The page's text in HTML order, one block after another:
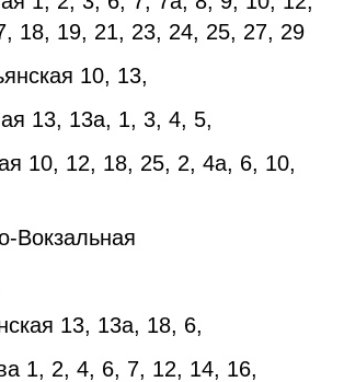
18, 19, 21, 23, 24, 25, 27, 29
10, 13,
13, 13а, 1, 3, 4, 5,
10, 12, 18, 25, 2, 4а, 6, 10,
Вокзальная
13, 13а, 18, 6,
1, 2, 4, 6, 7, 12, 14, 16,